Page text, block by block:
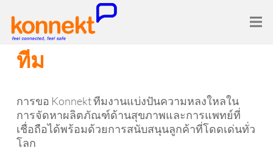
ทีม
การขอ Konnekt ทีมงานแบ่งปันความหลงใหลใน
การจัดหาผลิตภัณฑ์ด้านสุขภาพและการแพทย์ที่
เชื่อถือได้พร้อมด้วยการสนับสนุนลูกค้าที่โดดเด่นทั่ว
โลก